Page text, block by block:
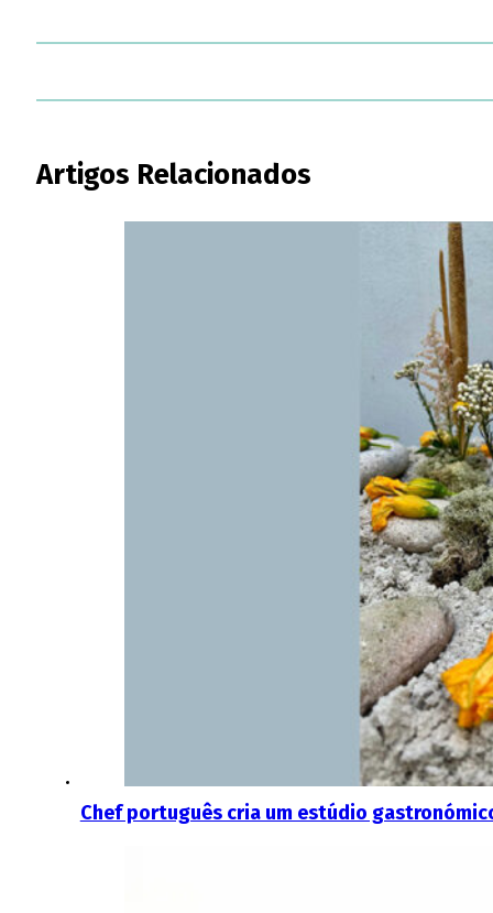
Artigos Relacionados
Chef português cria um estúdio